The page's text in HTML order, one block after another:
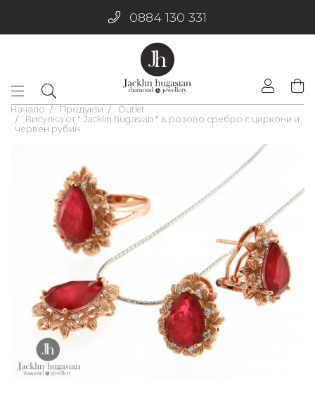
0884 130 331
Начало Продукти
Outlet
Висулка от " Jacklin hugasian " в розово сребро с циркони и
червен рубин.